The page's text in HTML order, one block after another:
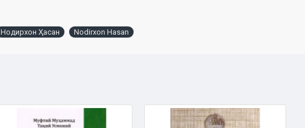
Нодирхон Ҳасан Nodirxon Hasan